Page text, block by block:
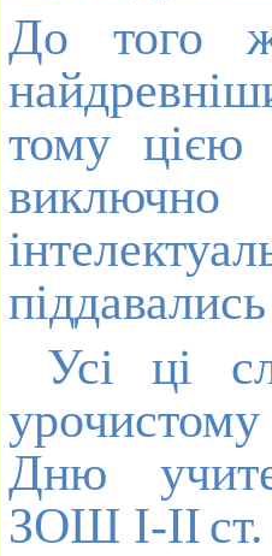
До того
тому цією
Усі ці
Дню
ЗОШ І-ІІст.